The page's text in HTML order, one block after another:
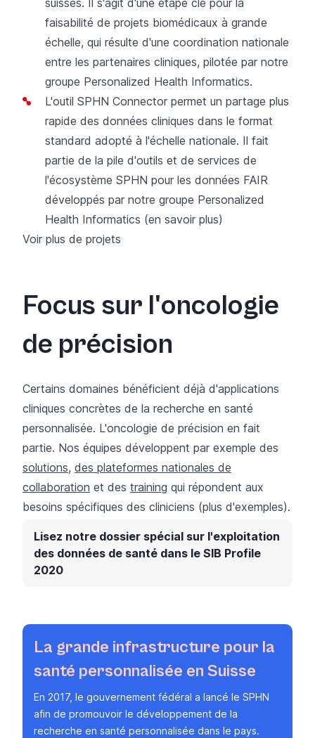
La grande infrastructure pour la
santé personnalisée en Suisse
En 2017, le gouvernement fédéral a lancé le SPHN
afin de promouvoir le développement de la
recherche en santé personnalisée dans le pays.
suisses. Il s'agit d'une étape clé pour la
faisabilité de projets biomédicaux à grande
échelle, qui résulte d'une coordination nationale
entre les partenaires cliniques, pilotée par notre
groupe Personalized Health Informatics.
L'outil SPHN Connector permet un partage plus
rapide des données cliniques dans le format
standard adopté à l'échelle nationale. Il fait
partie de la pile d'outils et de services de
l'écosystème SPHN pour les données FAIR
développés par notre groupe Personalized
Health Informatics (en savoir plus)
Voir plus de projets
Focus sur l'oncologie
de précision
Certains domaines bénéficient déjà d'applications
cliniques concrètes de la recherche en santé
personnalisée. L'oncologie de précision en fait
partie. Nos équipes développent par exemple des
solutions, des plateformes nationales de
collaboration et des training qui répondent aux
besoins spécifiques des cliniciens (plus d'exemples).
Lisez notre dossier spécial sur l'exploitation
des données de santé dans le SIB Profile
2020